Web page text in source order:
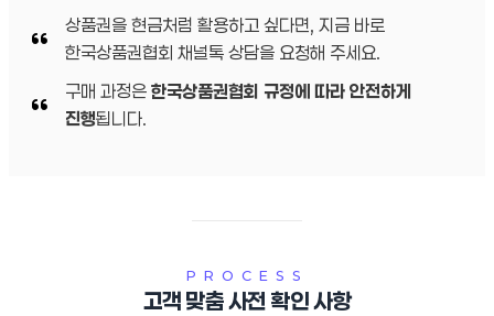
상품권을 현금처럼 활용하고 싶다면, 지금 바로
한국상품권협회 채널톡 상담을 요청해 주세요.
구매 과정은 한국상품권협회 규정에 따라 안전하게
진행됩니다.
PROCESS
고객 맞춤 사전 확인 사항